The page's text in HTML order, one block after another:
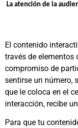
La atención de la
El contenido
través de elementos
compromiso de
sentirse un número,
que le coloca en el
interacción, recibe
Para que tu